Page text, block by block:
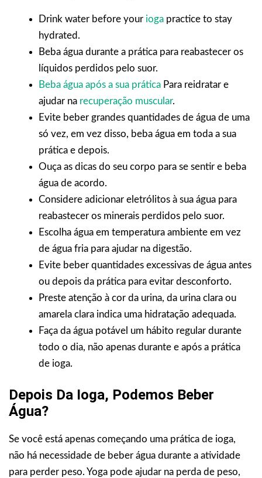
Drink water before your ioga practice to stay
hydrated.
Beba água durante a prática para reabastecer os
líquidos perdidos pelo suor.
Beba água após a sua prática Para reidratar e
ajudar na recuperação muscular.
Evite beber grandes quantidades de água de uma
só vez, em vez disso, beba água em toda a sua
prática e depois.
Ouça as dicas do seu corpo para se sentir e beba
água de acordo.
Considere adicionar eletrólitos à sua água para
reabastecer os minerais perdidos pelo suor.
Escolha água em temperatura ambiente em vez
de água fria para ajudar na digestão.
Evite beber quantidades excessivas de água antes
ou depois da prática para evitar desconforto.
Preste atenção à cor da urina, da urina clara ou
amarela clara indica uma hidratação adequada.
Faça da água potável um hábito regular durante
todo o dia, não apenas durante e após a prática
de ioga.
Depois Da Ioga, Podemos Beber
Água?
Se você está apenas começando uma prática de ioga,
não há necessidade de beber água durante a atividade
para perder peso. Yoga pode ajudar na perda de peso,